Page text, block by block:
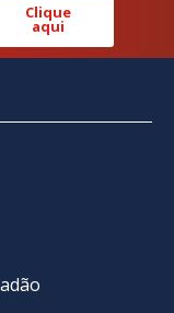
Clique
aqui